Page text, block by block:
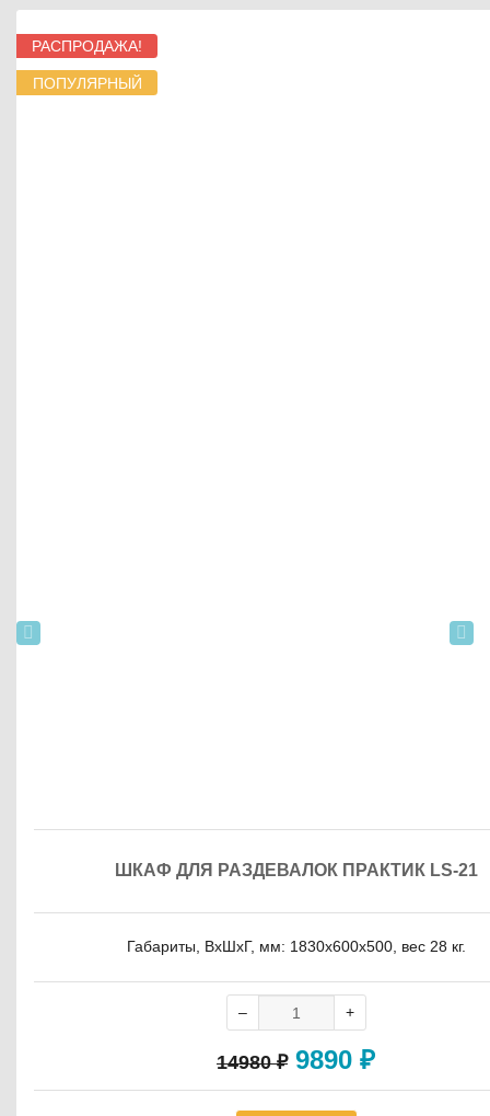
РАСПРОДАЖА!
ПОПУЛЯРНЫЙ
ШКАФ ДЛЯ РАЗДЕВАЛОК ПРАКТИК LS-21
Габариты, ВxШxГ, мм: 1830x600x500, вес 28 кг.
14980₽ 9890 ₽